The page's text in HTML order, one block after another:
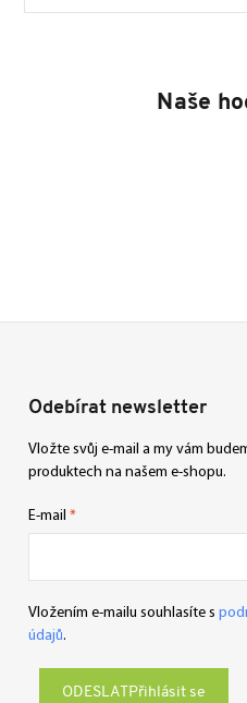
Naše
Odebírat newsletter
Vložte svůj e-mail a my vám
produktech na našem e-shopu.
E-mail
Vložením e-mailu souhlasíte s
údajů.
Přihlásit se